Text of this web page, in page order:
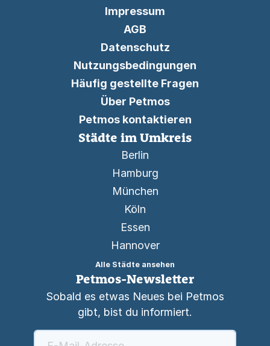
Impressum
AGB
Datenschutz
Nutzungsbedingungen
Häufig gestellte Fragen
Über Petmos
Petmos kontaktieren
Städte im Umkreis
Berlin
Hamburg
München
Köln
Essen
Hannover
Alle Städte ansehen
Petmos-Newsletter
Sobald es etwas Neues bei Petmos
gibt, bist du informiert.